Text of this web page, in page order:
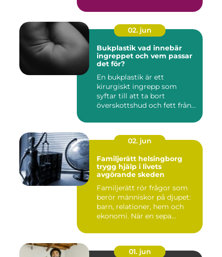
02. jun
Bukplastik vad innebär
ingreppet och vem passar
det för?
En bukplastik är ett
kirurgiskt ingrepp som
syftar till att ta bort
överskottshud och fett från
02. jun
Familjerätt helsingborg
trygg hjälp i livets
avgörande skeden
Familjerätt rör frågor som
berör människor på djupet:
barn, relationer, hem och
ekonomi. När en sepa...
01. jun